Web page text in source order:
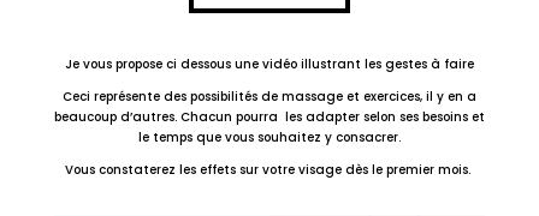
Je vous propose ci dessous une vidéo illustrant les gestes à faire
Ceci représente des possibilités de massage et exercices, il y en a
beaucoup d’autres. Chacun pourra les adapter selon ses besoins et
le temps que vous souhaitez y consacrer.
Vous constaterez les effets sur votre visage dès le premier mois.